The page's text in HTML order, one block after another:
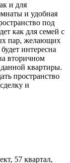
и для
и удобная
под
как для семей с
пар, желающих
интересна
вторичном
квартиры.
пространство
и
57 квартал,